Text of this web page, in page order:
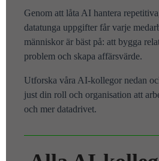
Genom att låta AI hantera
datatunga uppgifter får varje
människor är bäst på: att bygga
problem och skapa affärsvärde.
Utforska våra AI-kollegor nedan
just din roll och organisation att
och mer datadrivet.